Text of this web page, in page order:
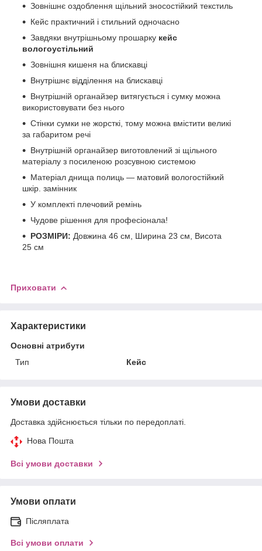
Зовнішнє оздоблення щільний зносостійкий текстиль
Кейс практичний і стильний одночасно
Завдяки внутрішньому прошарку кейс
вологоустільний
Зовнішня кишеня на блискавці
Внутрішнє відділення на блискавці
Внутрішній органайзер витягується і сумку можна
використовувати без нього
Стінки сумки не жорсткі, тому можна вмістити великі
за габаритом речі
Внутрішній органайзер виготовлений зі щільного
матеріалу з посиленою розсувною системою
Матеріал днища полиць — матовий вологостійкий
шкір. замінник
У комплекті плечовий ремінь
Чудове рішення для професіонала!
РОЗМІРИ: Довжина 46 см, Ширина 23 см, Висота
25 см
Приховати
Характеристики
Основні атрибути
Тип
Кейс
Умови доставки
Доставка здійснюється тільки по передоплаті.
Нова Пошта
Всі умови доставки
Умови оплати
Післяплата
Всі умови оплати